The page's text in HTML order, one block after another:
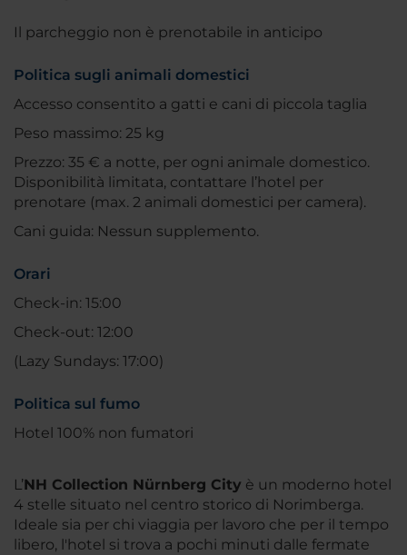
Il parcheggio non è prenotabile in anticipo
Politica sugli animali domestici
Accesso consentito a gatti e cani di piccola taglia
Peso massimo: 25 kg
Prezzo: 35 € a notte, per ogni animale domestico.
Disponibilità limitata, contattare l’hotel per
prenotare (max. 2 animali domestici per camera).
Cani guida: Nessun supplemento.
Orari
Check-in: 15:00
Check-out: 12:00
(Lazy Sundays: 17:00)
Politica sul fumo
Hotel 100% non fumatori
L’NH Collection Nürnberg City è un moderno hotel
4 stelle situato nel centro storico di Norimberga.
Ideale sia per chi viaggia per lavoro che per il tempo
libero, l'hotel si trova a pochi minuti dalle fermate